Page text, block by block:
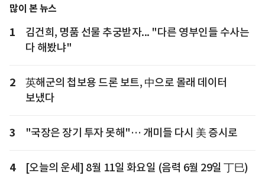
많이 본 뉴스
1
김건희, 명품 선물 추궁받자... "다른 영부인들 수사는
다 해봤냐"
2
英해군의 첩보용 드론 보트, 中으로 몰래 데이터
보냈다
3 "국장은 장기 투자 못해"… 개미들 다시 美 증시로
4 [오늘의 운세] 8월 11일 화요일 (음력 6월 29일 丁巳)